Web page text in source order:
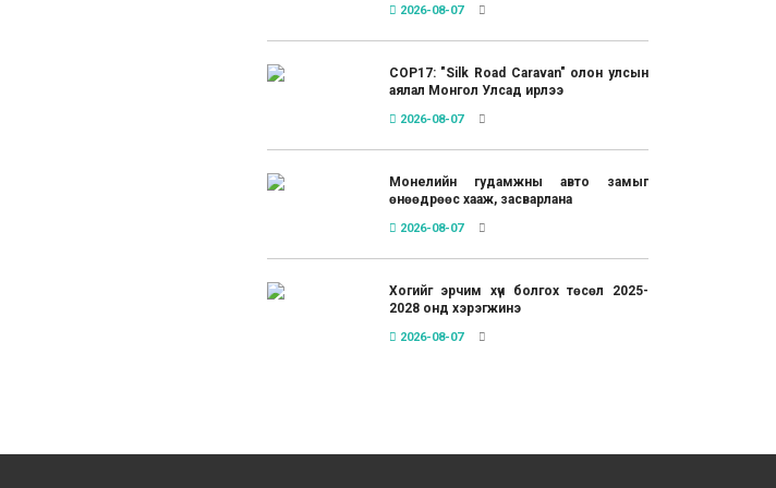
2026-08-07
COP17: "Silk Road Caravan" олон улсын
аялал Монгол Улсад ирлээ
2026-08-07
Монелийн гудамжны авто замыг
өнөөдрөөс хааж, засварлана
2026-08-07
Хогийг эрчим хүч болгох төсөл 2025-
2028 онд хэрэгжинэ
2026-08-07